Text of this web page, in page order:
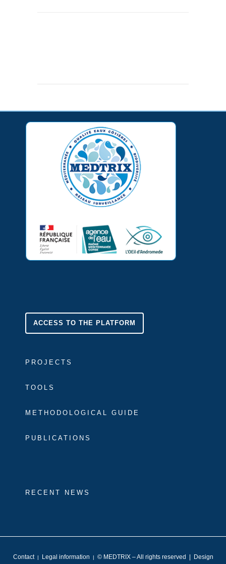
ACCESS TO THE PLATFORM
PROJECTS
TOOLS
METHODOLOGICAL GUIDE
PUBLICATIONS
RECENT NEWS
Contact| Legal information © MEDTRIX – All rights reserved | Design